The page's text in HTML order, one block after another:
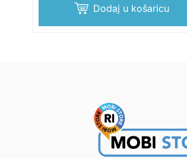
Dodaj u košaricu